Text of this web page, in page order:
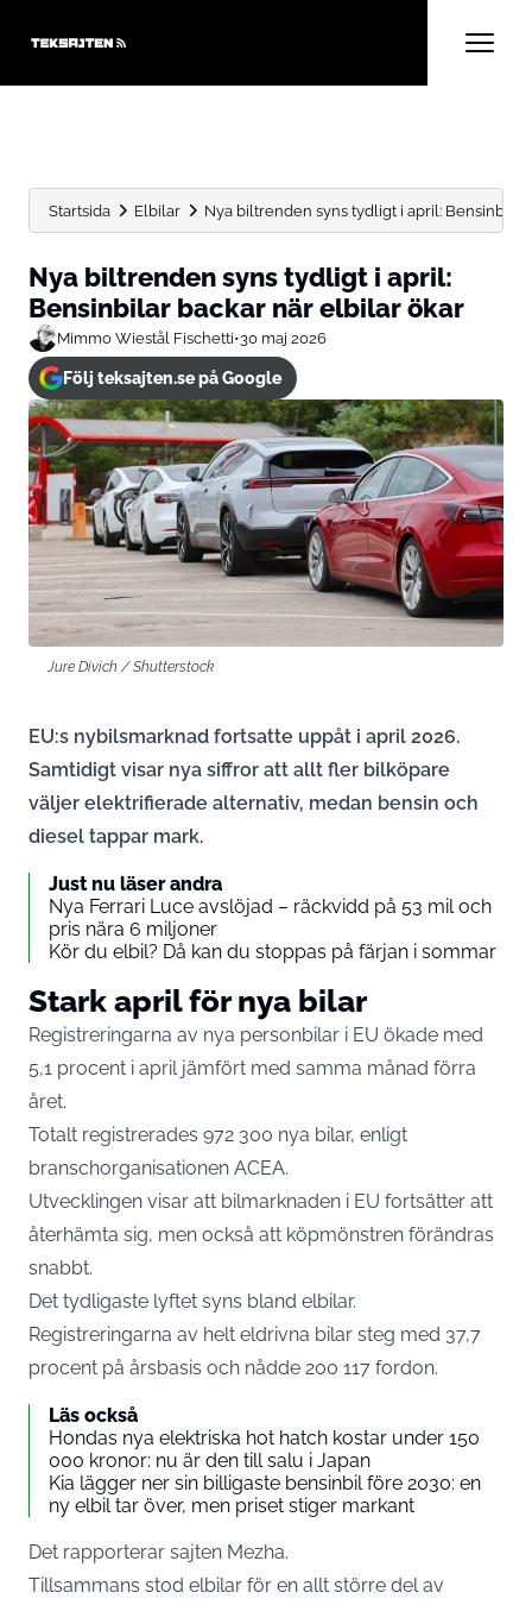
Startsida Elbilar Nya biltrenden syns tydligt i april: Bensinbilar
Nya biltrenden syns tydligt i april:
Bensinbilar backar när elbilar ökar
Mimmo Wiestål Fischetti•30 maj 2026
Följ teksajten.se på Google
Jure Divich / Shutterstock
EU:s nybilsmarknad fortsatte uppåt i april 2026.
Samtidigt visar nya siffror att allt fler bilköpare
väljer elektrifierade alternativ, medan bensin och
diesel tappar mark.
Just nu läser andra
Nya Ferrari Luce avslöjad – räckvidd på 53 mil och
pris nära 6 miljoner
Kör du elbil? Då kan du stoppas på färjan i sommar
Stark april för nya bilar
Registreringarna av nya personbilar i EU ökade med
5,1 procent i april jämfört med samma månad förra
året.
Totalt registrerades 972 300 nya bilar, enligt
branschorganisationen ACEA.
Utvecklingen visar att bilmarknaden i EU fortsätter att
återhämta sig, men också att köpmönstren förändras
snabbt.
Det tydligaste lyftet syns bland elbilar.
Registreringarna av helt eldrivna bilar steg med 37,7
procent på årsbasis och nådde 200 117 fordon.
Läs också
Hondas nya elektriska hot hatch kostar under 150
000 kronor: nu är den till salu i Japan
Kia lägger ner sin billigaste bensinbil före 2030: en
ny elbil tar över, men priset stiger markant
Det rapporterar sajten Mezha.
Tillsammans stod elbilar för en allt större del av